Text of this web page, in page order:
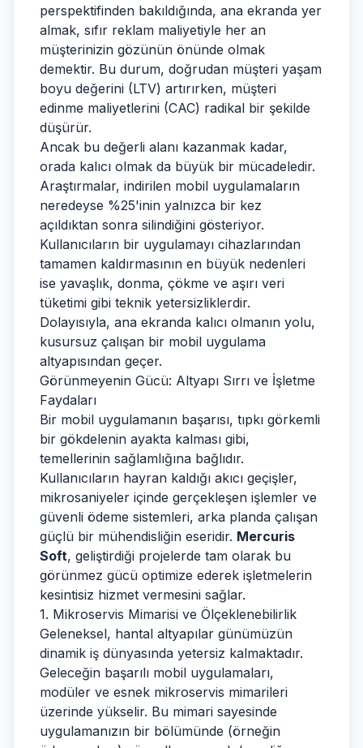
perspektifinden bakıldığında, ana ekranda yer
almak, sıfır reklam maliyetiyle her an
müşterinizin gözünün önünde olmak
demektir. Bu durum, doğrudan müşteri yaşam
boyu değerini (LTV) artırırken, müşteri
edinme maliyetlerini (CAC) radikal bir şekilde
düşürür.
Ancak bu değerli alanı kazanmak kadar,
orada kalıcı olmak da büyük bir mücadeledir.
Araştırmalar, indirilen mobil uygulamaların
neredeyse %25'inin yalnızca bir kez
açıldıktan sonra silindiğini gösteriyor.
Kullanıcıların bir uygulamayı cihazlarından
tamamen kaldırmasının en büyük nedenleri
ise yavaşlık, donma, çökme ve aşırı veri
tüketimi gibi teknik yetersizliklerdir.
Dolayısıyla, ana ekranda kalıcı olmanın yolu,
kusursuz çalışan bir mobil uygulama
altyapısından geçer.
Görünmeyenin Gücü: Altyapı Sırrı ve İşletme
Faydaları
Bir mobil uygulamanın başarısı, tıpkı görkemli
bir gökdelenin ayakta kalması gibi,
temellerinin sağlamlığına bağlıdır.
Kullanıcıların hayran kaldığı akıcı geçişler,
mikrosaniyeler içinde gerçekleşen işlemler ve
güvenli ödeme sistemleri, arka planda çalışan
güçlü bir mühendisliğin eseridir. Mercuris
Soft, geliştirdiği projelerde tam olarak bu
görünmez gücü optimize ederek işletmelerin
kesintisiz hizmet vermesini sağlar.
1. Mikroservis Mimarisi ve Ölçeklenebilirlik
Geleneksel, hantal altyapılar günümüzün
dinamik iş dünyasında yetersiz kalmaktadır.
Geleceğin başarılı mobil uygulamaları,
modüler ve esnek mikroservis mimarileri
üzerinde yükselir. Bu mimari sayesinde
uygulamanızın bir bölümünde (örneğin